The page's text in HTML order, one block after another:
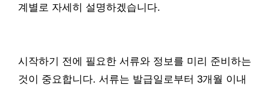
계별로 자세히 설명하겠습니다.
시작하기 전에 필요한 서류와 정보를 미리 준비하는
것이 중요합니다. 서류는 발급일로부터 3개월 이내